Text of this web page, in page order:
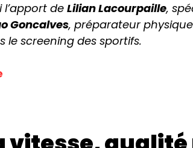
de Lilian Lacourpaille,
Goncalves, préparateur
screening des sportifs.